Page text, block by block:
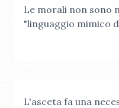
Le morali non sono
"linguaggio mimico
L'asceta fa una